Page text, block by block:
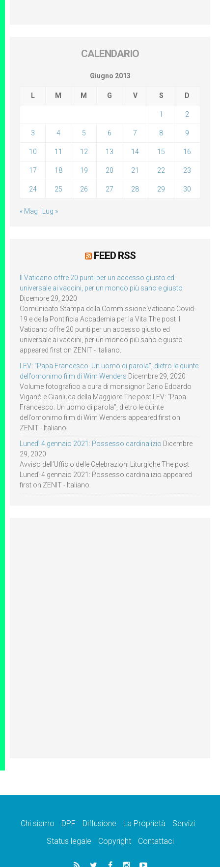
CALENDARIO
Giugno 2013
L M M G V S D
1 2
3 4 5 6 7 8 9
10 11 12 13 14 15 16
17 18 19 20 21 22 23
24 25 26 27 28 29 30
« Mag Lug »
FEED RSS
Il Vaticano offre 20 punti per un accesso giusto ed
universale ai vaccini, per un mondo più sano e giusto
Dicembre 29, 2020
Comunicato Stampa della Commissione Vaticana Covid-
19 e della Pontificia Accademia per la Vita The post Il
Vaticano offre 20 punti per un accesso giusto ed
universale ai vaccini, per un mondo più sano e giusto
appeared first on ZENIT - Italiano.
LEV: “Papa Francesco. Un uomo di parola”, dietro le quinte
dell’omonimo film di Wim Wenders Dicembre 29, 2020
Volume fotografico a cura di monsignor Dario Edoardo
Viganò e Gianluca della Maggiore The post LEV: “Papa
Francesco. Un uomo di parola”, dietro le quinte
dell’omonimo film di Wim Wenders appeared first on
ZENIT - Italiano.
Lunedì 4 gennaio 2021: Possesso cardinalizio Dicembre
29, 2020
Avviso dell’Ufficio delle Celebrazioni Liturgiche The post
Lunedì 4 gennaio 2021: Possesso cardinalizio appeared
first on ZENIT - Italiano.
Chi siamo DPF Diffusione La Proprietà
Servizi
Status legale
Copyright Contattaci